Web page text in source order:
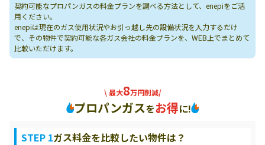
契約可能なプロパンガスの料金プランを調べる方法として、enepiをご活
用ください。
enepiは現在のガス使用状況やお引っ越し先の設備状況を入力するだけ
で、その物件で契約可能な各ガス会社の料金プランを、WEB上でまとめて
比較いただけます。
\ 最大8万円削減/
プロパンガスをお得に!
STEP 1ガス料金を比較したい物件は？